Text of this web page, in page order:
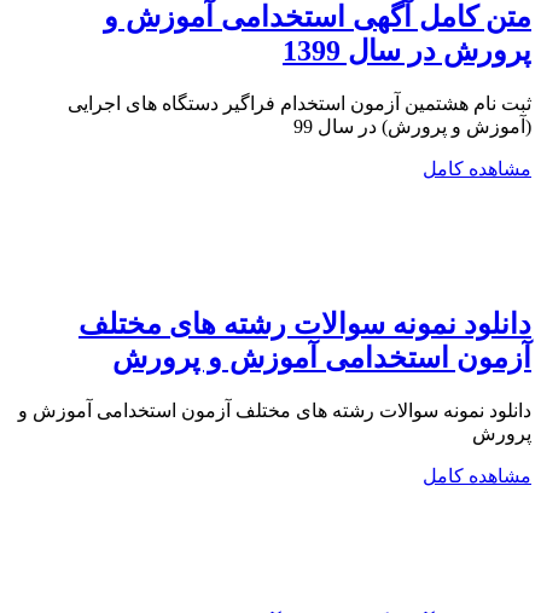
متن کامل آگهی استخدامی آموزش و
پرورش در سال 1399
ثبت نام هشتمین آزمون استخدام فراگیر دستگاه های اجرایی
(آموزش و پرورش) در سال 99
مشاهده کامل
دانلود نمونه سوالات رشته های مختلف
آزمون استخدامی آموزش و پرورش
دانلود نمونه سوالات رشته های مختلف آزمون استخدامی آموزش و
پرورش
مشاهده کامل